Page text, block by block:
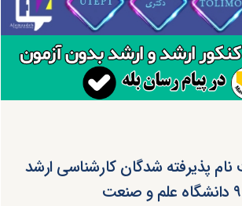
نام پذیرفته شدگان کارشناسی ارشد
صنعت